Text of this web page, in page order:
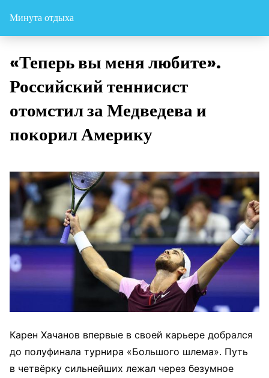
Минута отдыха
«Теперь вы меня любите».
Российский теннисист
отомстил за Медведева и
покорил Америку
Карен Хачанов впервые в своей карьере добрался
до полуфинала турнира «Большого шлема». Путь
в четвёрку сильнейших лежал через безумное